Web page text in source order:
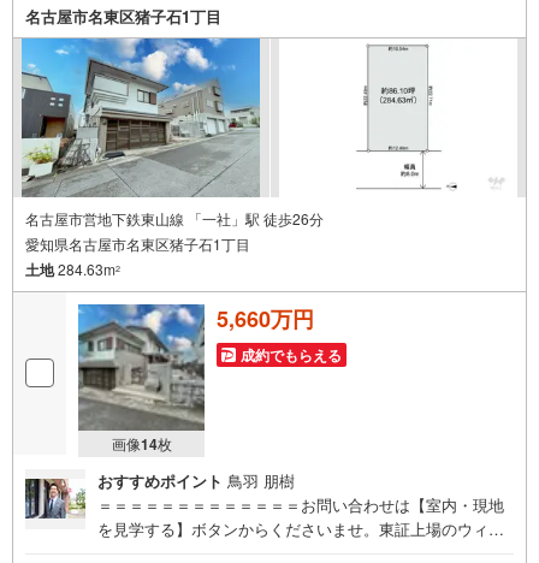
名古屋市名東区猪子石1丁目
名古屋市営地下鉄東山線 「一社」駅 徒歩26分
愛知県名古屋市名東区猪子石1丁目
土地284.63m2
画像14枚
5,660万円
成約でもらえる
おすすめポイント 鳥羽 朋樹
＝＝＝＝＝＝＝＝＝＝＝＝＝お問い合わせは【室内・現地
を見学する】ボタンからくださいませ。東証上場のウィル